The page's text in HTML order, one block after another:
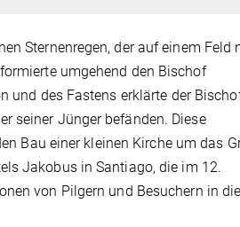
Sternenregen, der auf einem Feld
umgehend den Bischof
und des Fastens erklärte der
seiner Jünger befänden. Diese
Bau einer kleinen Kirche um das
Jakobus in Santiago, die im 12.
von Pilgern und Besuchern in die